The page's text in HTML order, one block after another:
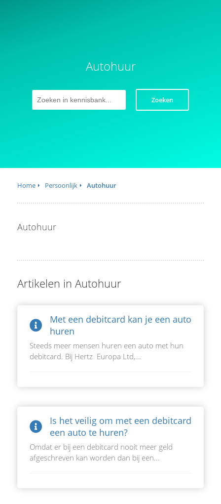
Autohuur
Zoeken
Home Persoonlijk Autohuur
Autohuur
Artikelen in Autohuur
Met een debitcard kan je een auto
huren
Steeds meer mensen huren een auto met hun
debitcard. Bij Hertz Europa Ltd,...
Is het veilig om met een debitcard
een auto te huren?
Omdat er bij een debitcard nooit meer geld
afgeschreven kan worden dan bij een...